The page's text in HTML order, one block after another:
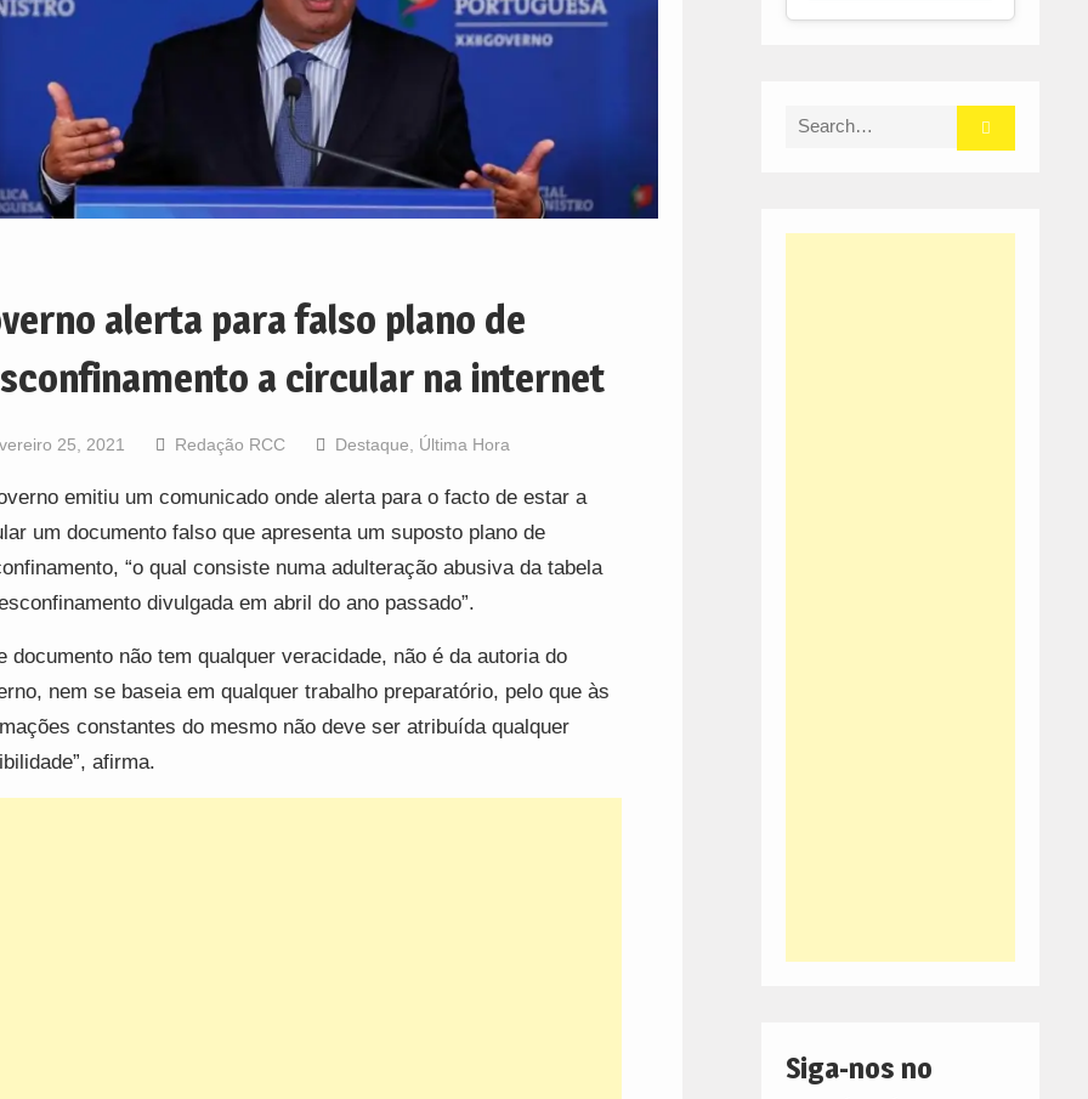
alerta para falso plano de
a circular na internet
25, 2021 Redação RCC Destaque Última Hora
emitiu um comunicado onde alerta para o facto de estar a
um documento falso que apresenta um suposto plano de
“o qual consiste numa adulteração abusiva da tabela
divulgada em abril do ano passado”.
documento não tem qualquer veracidade, não é da autoria do
nem se baseia em qualquer trabalho preparatório, pelo que às
constantes do mesmo não deve ser atribuída qualquer
afirma.
Search
Siga-nos no